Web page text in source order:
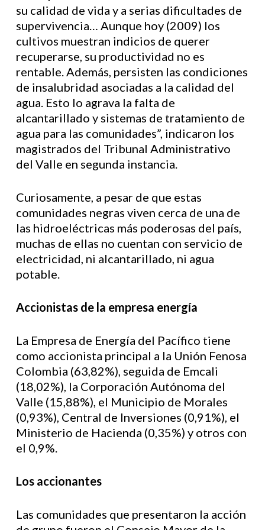
su calidad de vida y a serias dificultades de
supervivencia… Aunque hoy (2009) los
cultivos muestran indicios de querer
recuperarse, su productividad no es
rentable. Además, persisten las condiciones
de insalubridad asociadas a la calidad del
agua. Esto lo agrava la falta de
alcantarillado y sistemas de tratamiento de
agua para las comunidades”, indicaron los
magistrados del Tribunal Administrativo
del Valle en segunda instancia.
Curiosamente, a pesar de que estas
comunidades negras viven cerca de una de
las hidroeléctricas más poderosas del país,
muchas de ellas no cuentan con servicio de
electricidad, ni alcantarillado, ni agua
potable.
Accionistas de la empresa energía
La Empresa de Energía del Pacífico tiene
como accionista principal a la Unión Fenosa
Colombia (63,82%), seguida de Emcali
(18,02%), la Corporación Autónoma del
Valle (15,88%), el Municipio de Morales
(0,93%), Central de Inversiones (0,91%), el
Ministerio de Hacienda (0,35%) y otros con
el 0,9%.
Los accionantes
Las comunidades que presentaron la acción